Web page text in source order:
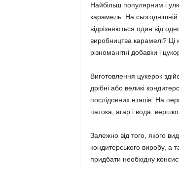
Найбільш популярним і
карамель. На
відрізняються один від
виробництва карамелі? Ці
різноманітні добавки і
Виготовлення цукерок
дрібні або великі
послідовних етапів. На
патока, агар і вода,
Залежно від того, якого
кондитерського виробу, а
придбати необхідну